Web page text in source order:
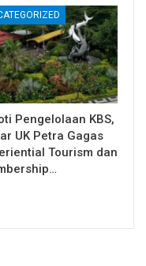
Pengelolaan KBS,
UK Petra Gagas
Tourism dan